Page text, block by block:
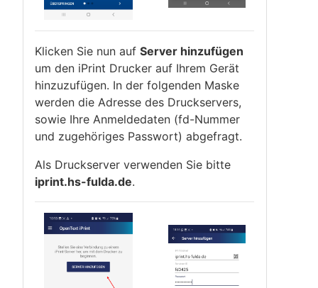
Klicken Sie nun auf Server hinzufügen
um den iPrint Drucker auf Ihrem Gerät
hinzuzufügen. In der folgenden Maske
werden die Adresse des Druckservers,
sowie Ihre Anmeldedaten (fd-Nummer
und zugehöriges Passwort) abgefragt.
Als Druckserver verwenden Sie bitte
iprint.hs-fulda.de.